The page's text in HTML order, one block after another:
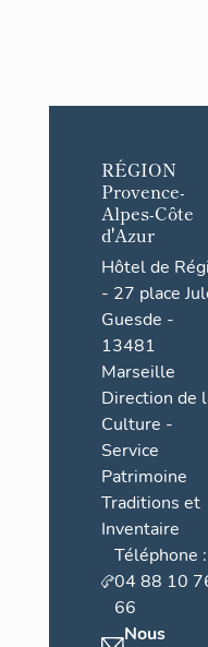
RÉGION
Provence-
Alpes-Côte
d'Azur
Hôtel de
- 27 place
Guesde -
13481
Marseille
Direction de
Culture -
Service
Patrimoine
Traditions et
Inventaire
Téléphone :
04 88 10
66
Nous